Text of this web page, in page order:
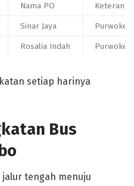
Nama PO
Sinar Jaya
Rosalia Indah
setiap harinya
Bus
tengah menuju